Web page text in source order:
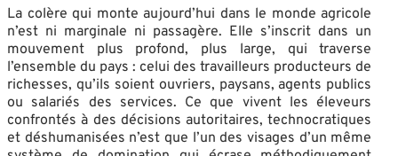
La colère qui monte aujourd’hui dans le monde agricole
n’est ni marginale ni passagère. Elle s’inscrit dans un
mouvement plus profond, plus large, qui traverse
l’ensemble du pays : celui des travailleurs producteurs de
richesses, qu’ils soient ouvriers, paysans, agents publics
ou salariés des services. Ce que vivent les éleveurs
confrontés à des décisions autoritaires, technocratiques
et déshumanisées n’est que l’un des visages d’un même